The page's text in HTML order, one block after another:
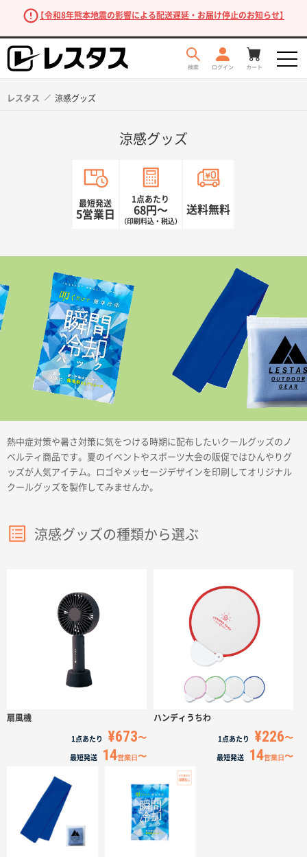
【令和8年熊本地震の影響による配送遅延・お届け停止のお知らせ】
商品カテゴリーから探す
ターゲットから探す
目的・シーンから探す
イベントから探す
サイトメニュー
初めての方へ
お見積書の作成方法
データ入稿ガイド
再注文について
レスタス 涼感グッズ
涼感グッズ
最短発送
5営業日
1点あたり
68円〜
（印刷料込・税込）
送料無料
熱中症対策や暑さ対策に気をつける時期に配布したいクールグッズのノ
ベルティ商品です。夏のイベントやスポーツ大会の販促ではひんやりグ
ッズが人気アイテム。ロゴやメッセージデザインを印刷してオリジナル
クールグッズを製作してみませんか。
涼感グッズの種類から選ぶ
扇風機
1点あたり ¥673
最短発送 14営業日
ハンディうちわ
1点あたり ¥226
最短発送 14営業日